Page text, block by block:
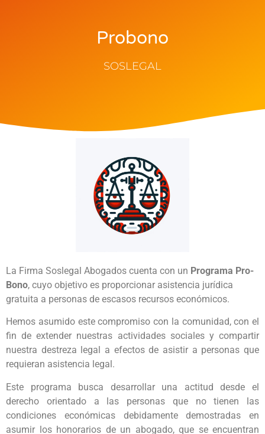
Probono
SOSLEGAL
La Firma Soslegal Abogados cuenta con un Programa Pro-
Bono, cuyo objetivo es proporcionar asistencia jurídica
gratuita a personas de escasos recursos económicos.
Hemos asumido este compromiso con la comunidad, con el
fin de extender nuestras actividades sociales y compartir
nuestra destreza legal a efectos de asistir a personas que
requieran asistencia legal.
Este programa busca desarrollar una actitud desde el
derecho orientado a las personas que no tienen las
condiciones económicas debidamente demostradas en
asumir los honorarios de un abogado, que se encuentran